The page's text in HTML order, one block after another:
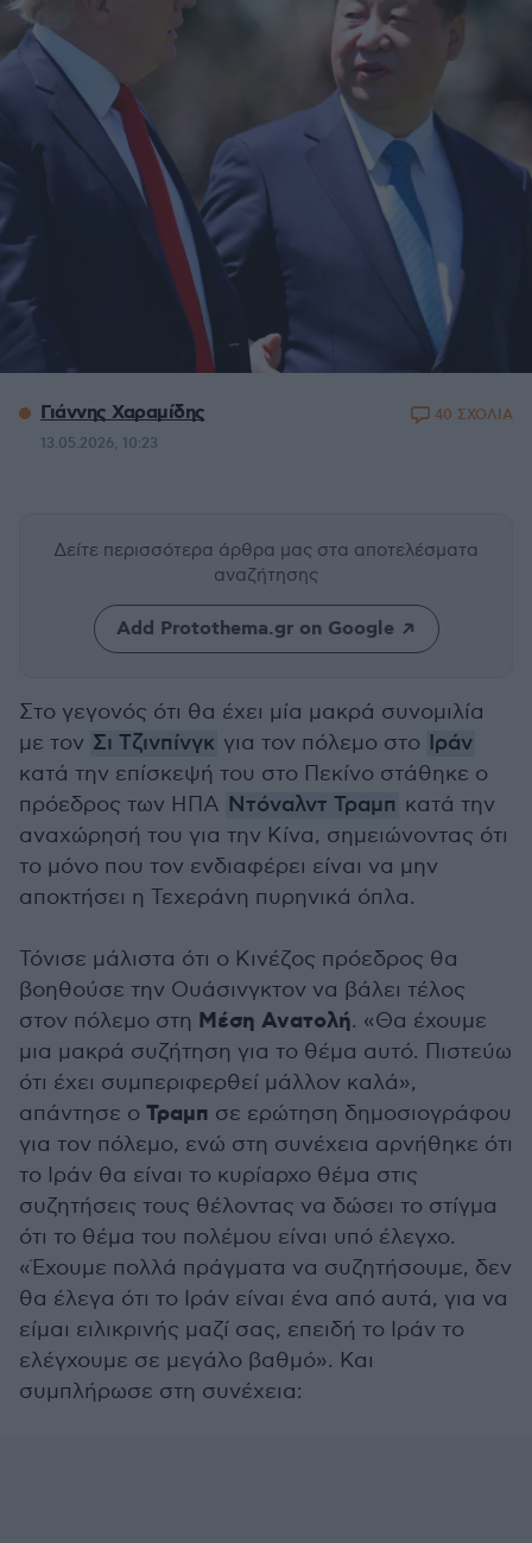
Γιάννης Χαραμίδης
13.05.2026, 10:23
40 ΣΧΟΛΙΑ
Δείτε περισσότερα άρθρα μας στα αποτελέσματα
αναζήτησης
Add Protothema.gr on Google
Στο γεγονός ότι θα έχει μία μακρά συνομιλία
με τον Σι Τζινπίνγκ για τον πόλεμο στο Ιράν
κατά την επίσκεψή του στο Πεκίνο στάθηκε ο
πρόεδρος των ΗΠΑ Ντόναλντ Τραμπ κατά την
αναχώρησή του για την Κίνα, σημειώνοντας ότι
το μόνο που τον ενδιαφέρει είναι να μην
αποκτήσει η Τεχεράνη πυρηνικά όπλα.
Τόνισε μάλιστα ότι ο Κινέζος πρόεδρος θα
βοηθούσε την Ουάσινγκτον να βάλει τέλος
στον πόλεμο στη Μέση Ανατολή. «Θα έχουμε
μια μακρά συζήτηση για το θέμα αυτό. Πιστεύω
ότι έχει συμπεριφερθεί μάλλον καλά»,
απάντησε ο Τραμπ σε ερώτηση δημοσιογράφου
για τον πόλεμο, ενώ στη συνέχεια αρνήθηκε ότι
το Ιράν θα είναι το κυρίαρχο θέμα στις
συζητήσεις τους θέλοντας να δώσει το στίγμα
ότι το θέμα του πολέμου είναι υπό έλεγχο.
«Έχουμε πολλά πράγματα να συζητήσουμε, δεν
θα έλεγα ότι το Ιράν είναι ένα από αυτά, για να
είμαι ειλικρινής μαζί σας, επειδή το Ιράν το
ελέγχουμε σε μεγάλο βαθμό». Και
συμπλήρωσε στη συνέχεια: